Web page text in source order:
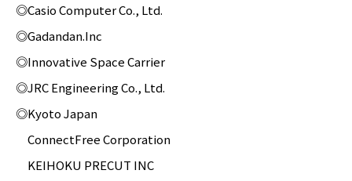
◎Casio Computer Co., Ltd.
◎Gadandan.Inc
◎Innovative Space Carrier
◎JRC Engineering Co., Ltd.
◎Kyoto Japan
ConnectFree Corporation
KEIHOKU PRECUT INC